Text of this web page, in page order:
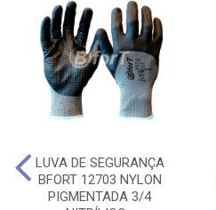
LUVA DE SEGURANÇA
BFORT 12703 NYLON
PIGMENTADA 3/4